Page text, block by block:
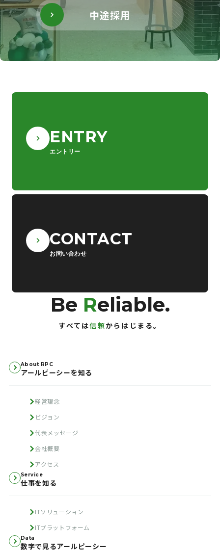
中途採用
ENTRY
エントリー
CONTACT
お問い合わせ
Be Reliable.
すべては信頼からはじまる。
About RPC
アールピーシーを知る
経営理念
ビジョン
代表メッセージ
会社概要
アクセス
Service
仕事を知る
ITソリューション
ITプラットフォーム
Data
数字で見るアールピーシー